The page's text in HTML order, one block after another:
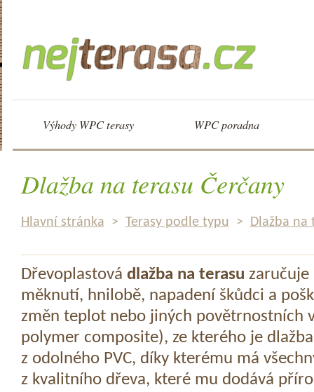
Výhody WPC terasy WPC poradna
Dlažba na terasu Čerčany
Hlavní stránka > Terasy podle typu > Dlažba na
Dřevoplastová dlažba na terasu zaručuje
měknutí, hnilobě, napadení škůdci a
změn teplot nebo jiných povětrnostních
polymer composite), ze kterého je
z odolného PVC, díky kterému má
z kvalitního dřeva, které mu dodává